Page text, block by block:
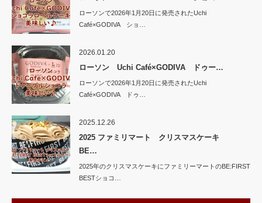
ローソンで2026年1月20日に発売されたUchi
Café×GODIVA ショ…
2026.01.20
ローソン Uchi Café×GODIVA ドゥー…
ローソンで2026年1月20日に発売されたUchi
Café×GODIVA ドゥ…
2025.12.26
2025 ファミリマート クリスマスケーキ
BE…
2025年のクリスマスケーキにファミリーマートのBE:FIRST
BESTショコ…